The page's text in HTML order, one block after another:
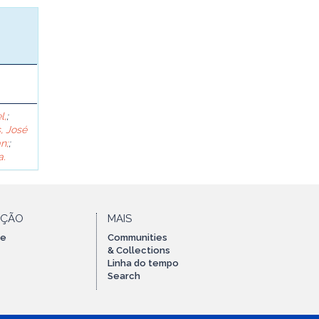
;
José
;
MAIS
Communities
& Collections
Linha do tempo
Search